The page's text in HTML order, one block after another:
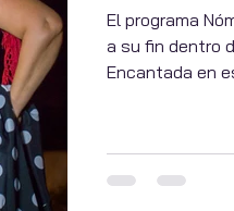
El programa
a su fin dentro
Encantada en